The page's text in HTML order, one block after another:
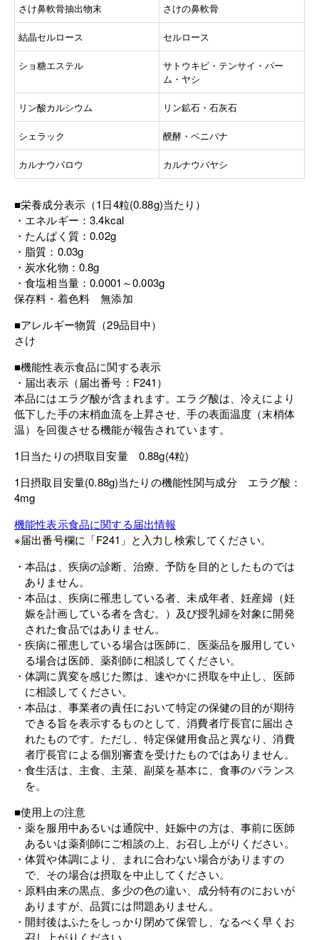
さけ鼻軟骨抽出物末 さけの鼻軟骨
結晶セルロース セルロース
ショ糖エステル
サトウキビ・テンサイ・パー
ム・ヤシ
リン酸カルシウム リン鉱石・石灰石
シェラック 醗酵・ベニバナ
カルナウバロウ カルナウバヤシ
■栄養成分表示（1日4粒(0.88g)当たり）
エネルギー：3.4kcal
たんぱく質：0.02g
脂質：0.03g
炭水化物：0.8g
食塩相当量：0.0001～0.003g
保存料・着色料 無添加
■アレルギー物質（29品目中）
さけ
■機能性表示食品に関する表示
届出表示（届出番号：F241）
本品にはエラグ酸が含まれます。エラグ酸は、冷えにより
低下した手の末梢血流を上昇させ、手の表面温度（末梢体
温）を回復させる機能が報告されています。
1日当たりの摂取目安量 0.88g(4粒)
1日摂取目安量(0.88g)当たりの機能性関与成分 エラグ酸：
4mg
機能性表示食品に関する届出情報
※届出番号欄に「F241」と入力し検索してください。
本品は、疾病の診断、治療、予防を目的としたものでは
ありません。
本品は、疾病に罹患している者、未成年者、妊産婦（妊
娠を計画している者を含む。）及び授乳婦を対象に開発
された食品ではありません。
疾病に罹患している場合は医師に、医薬品を服用してい
る場合は医師、薬剤師に相談してください。
体調に異変を感じた際は、速やかに摂取を中止し、医師
に相談してください。
本品は、事業者の責任において特定の保健の目的が期待
できる旨を表示するものとして、消費者庁長官に届出さ
れたものです。ただし、特定保健用食品と異なり、消費
者庁長官による個別審査を受けたものではありません。
食生活は、主食、主菜、副菜を基本に、食事のバランス
を。
■使用上の注意
薬を服用中あるいは通院中、妊娠中の方は、事前に医師
あるいは薬剤師にご相談の上、お召し上がりください。
体質や体調により、まれに合わない場合がありますの
で、その場合は摂取を中止してください。
原料由来の黒点、多少の色の違い、成分特有のにおいが
ありますが、品質には問題ありません。
開封後はふたをしっかり閉めて保管し、なるべく早くお
召し上がりください。